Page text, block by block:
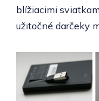
blížiacimi
užitočné darčeky